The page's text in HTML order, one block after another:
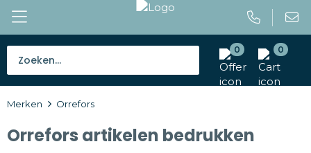
0 0
Caps en mutsen
Merken Orrefors
Orrefors artikelen bedrukken